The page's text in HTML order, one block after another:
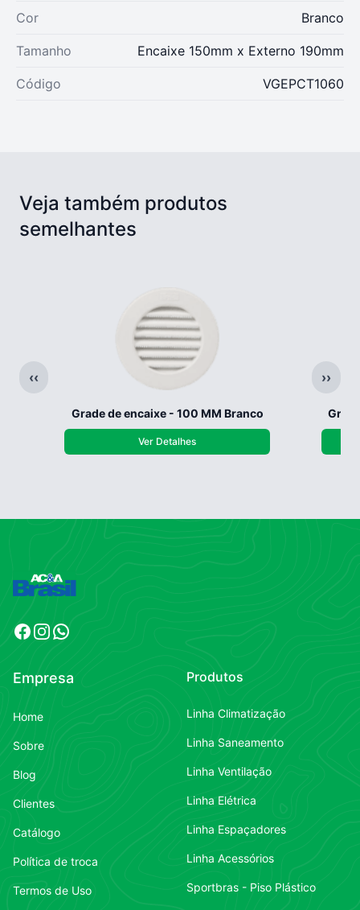
Cor Branco
Tamanho Encaixe 150mm x Externo 190mm
Código VGEPCT1060
Veja também produtos
semelhantes
‹‹ ››
Grade de encaixe - 100 MM Branco
Ver Detalhes
Facebook
Instagram
WhatsApp
Empresa
Home
Sobre
Blog
Clientes
Catálogo
Política de troca
Termos de Uso
Produtos
Linha Climatização
Linha Saneamento
Linha Ventilação
Linha Elétrica
Linha Espaçadores
Linha Acessórios
Sportbras - Piso Plástico